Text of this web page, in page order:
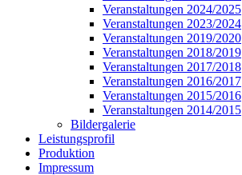
Veranstaltungen 2024/2025
Veranstaltungen 2023/2024
Veranstaltungen 2019/2020
Veranstaltungen 2018/2019
Veranstaltungen 2017/2018
Veranstaltungen 2016/2017
Veranstaltungen 2015/2016
Veranstaltungen 2014/2015
Bildergalerie
Leistungsprofil
Produktion
Impressum